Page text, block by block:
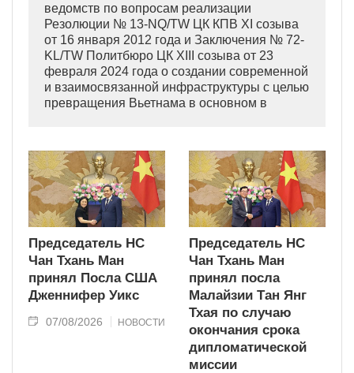
ведомств по вопросам реализации
Резолюции № 13-NQ/TW ЦК КПВ XI созыва
от 16 января 2012 года и Заключения № 72-
KL/TW Политбюро ЦК XIII созыва от 23
февраля 2024 года о создании современной
и взаимосвязанной инфраструктуры с целью
превращения Вьетнама в основном в
Председатель НС
Чан Тхань Ман
принял Посла США
Дженнифер Уикс
07/08/2026 НОВОСТИ
Председатель НС
Чан Тхань Ман
принял посла
Малайзии Тан Янг
Тхая по случаю
окончания срока
дипломатической
миссии